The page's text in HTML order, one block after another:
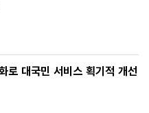
로 대국민 서비스 획기적 개선